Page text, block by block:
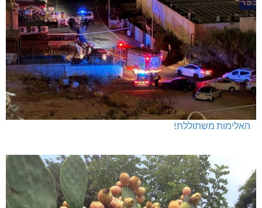
האלימות משתוללת!